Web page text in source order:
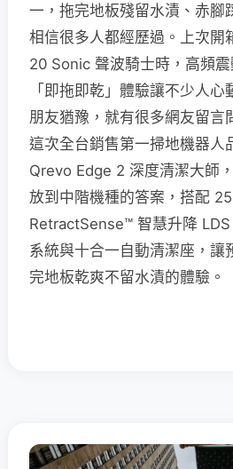
一，拖完地板殘留水漬、赤腳
相信很多人都經歷過。上次開
20 Sonic 聲波騎士時，高頻
「即拖即乾」體驗讓不少人
朋友猶豫，就有很多網友留言
這次全台銷售第一掃地機器人
Qrevo Edge 2 深度清潔大師
放到中階機種的答案，搭配
RetractSense™ 智慧升降
系統與十合一自動清潔座，讓
完地板乾爽不留水漬的體驗。